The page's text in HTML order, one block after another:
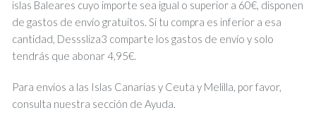
islas Baleares cuyo importe sea igual o superior a 60€, disponen
de gastos de envío gratuitos. Si tu compra es inferior a esa
cantidad, Desssliza3 comparte los gastos de envío y solo
tendrás que abonar 4,95€.
Para envíos a las Islas Canarias y Ceuta y Melilla, por favor,
consulta nuestra sección de Ayuda.